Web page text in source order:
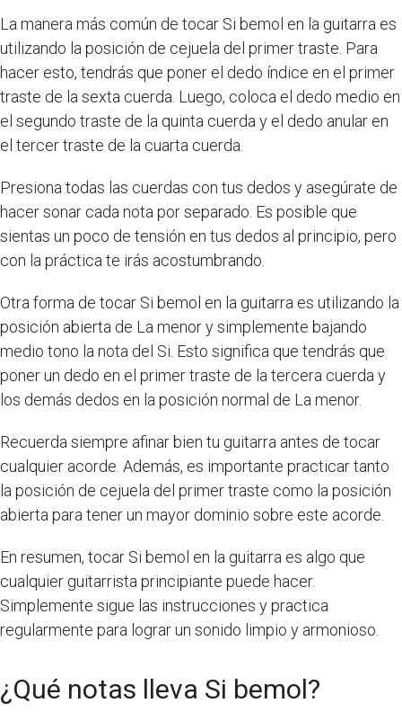
La manera más común de tocar Si bemol en la guitarra es
utilizando la posición de cejuela del primer traste. Para
hacer esto, tendrás que poner el dedo índice en el primer
traste de la sexta cuerda. Luego, coloca el dedo medio en
el segundo traste de la quinta cuerda y el dedo anular en
el tercer traste de la cuarta cuerda.
Presiona todas las cuerdas con tus dedos y asegúrate de
hacer sonar cada nota por separado. Es posible que
sientas un poco de tensión en tus dedos al principio, pero
con la práctica te irás acostumbrando.
Otra forma de tocar Si bemol en la guitarra es utilizando la
posición abierta de La menor y simplemente bajando
medio tono la nota del Si. Esto significa que tendrás que
poner un dedo en el primer traste de la tercera cuerda y
los demás dedos en la posición normal de La menor.
Recuerda siempre afinar bien tu guitarra antes de tocar
cualquier acorde. Además, es importante practicar tanto
la posición de cejuela del primer traste como la posición
abierta para tener un mayor dominio sobre este acorde.
En resumen, tocar Si bemol en la guitarra es algo que
cualquier guitarrista principiante puede hacer.
Simplemente sigue las instrucciones y practica
regularmente para lograr un sonido limpio y armonioso.
¿Qué notas lleva Si bemol?